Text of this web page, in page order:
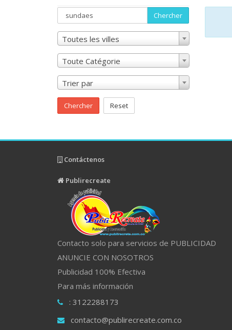
Chercher
Toutes les villes
Toute Catégorie
Trier par
Chercher Reset
Contáctenos
Publirecreate
Contacto solo para servicios de PUBLICIDAD
ANUNCIE CON NOSOTROS
Publicidad 100% Efectiva
Para más información
: 3122288173
contacto@publirecreate.com.co